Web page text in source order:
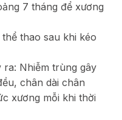
7 tháng để xương
thao sau khi kéo
ra: Nhiễm trùng gây
chân dài chân
xương mỗi khi thời